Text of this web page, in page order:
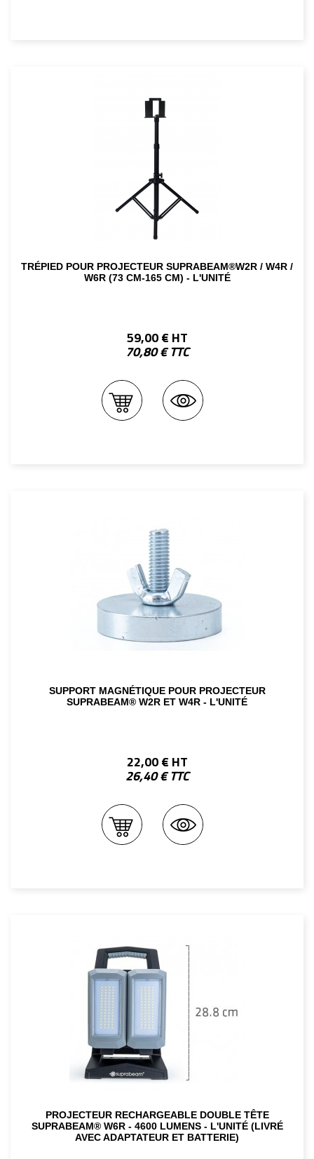
TRÉPIED POUR PROJECTEUR SUPRABEAM®W2R / W4R /
W6R (73 CM-165 CM) - L'UNITÉ
59,00 € HT
70,80 € TTC
SUPPORT MAGNÉTIQUE POUR PROJECTEUR
SUPRABEAM® W2R ET W4R - L'UNITÉ
22,00 € HT
26,40 € TTC
PROJECTEUR RECHARGEABLE DOUBLE TÊTE
SUPRABEAM® W6R - 4600 LUMENS - L'UNITÉ (LIVRÉ
AVEC ADAPTATEUR ET BATTERIE)